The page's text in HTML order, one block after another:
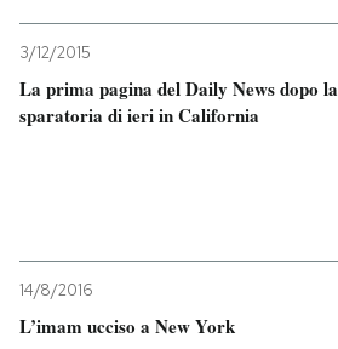
3/12/2015
La prima pagina del Daily News dopo la
sparatoria di ieri in California
14/8/2016
L’imam ucciso a New York